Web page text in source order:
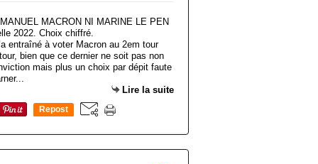
entraîné à voter Macron au 2em tour
bien que ce dernier ne soit pas non
mais plus un choix par dépit faute
Lire la suite
Repost